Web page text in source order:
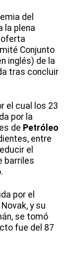
del
la plena
oferta
Conjunto
inglés) de la
tras concluir
el cual los 23
por la
de Petróleo
entre
el
barriles
por el
y su
se tomó
fue del 87